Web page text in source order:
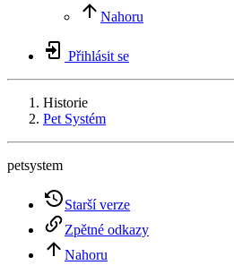
Nahoru
Přihlásit se
Historie
Pet Systém
petsystem
Starší verze
Zpětné odkazy
Nahoru